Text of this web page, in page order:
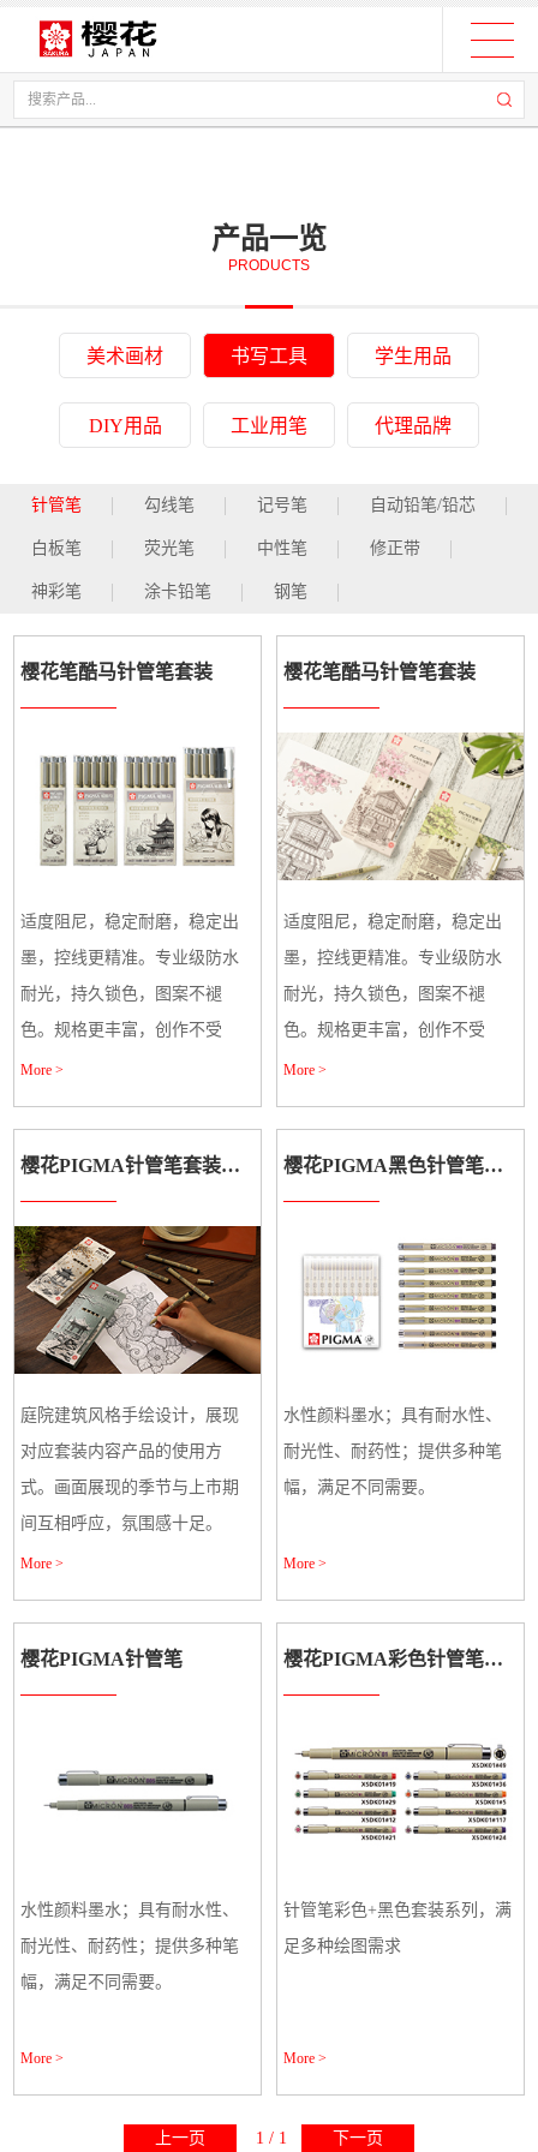
产品一览
PRODUCTS
美术画材 书写工具 学生用品
DIY用品 工业用笔 代理品牌
针管笔 勾线笔 记号笔 自动铅笔/铅芯
白板笔 荧光笔 中性笔 修正带
神彩笔 涂卡铅笔 钢笔
樱花笔酷马针管笔套装
适度阻尼，稳定耐磨，稳定出
墨，控线更精准。专业级防水
耐光，持久锁色，图案不褪
色。规格更丰富，创作不受
限，满足
More >
樱花笔酷马针管笔套装
适度阻尼，稳定耐磨，稳定出
墨，控线更精准。专业级防水
耐光，持久锁色，图案不褪
色。规格更丰富，创作不受
限，满足
More >
樱花PIGMA针管笔套装（秋冬款）
庭院建筑风格手绘设计，展现
对应套装内容产品的使用方
式。画面展现的季节与上市期
间互相呼应，氛围感十足。
More >
樱花PIGMA黑色针管笔（套装）
水性颜料墨水；具有耐水性、
耐光性、耐药性；提供多种笔
幅，满足不同需要。
More >
樱花PIGMA针管笔
水性颜料墨水；具有耐水性、
耐光性、耐药性；提供多种笔
幅，满足不同需要。
More >
樱花PIGMA彩色针管笔（套装）
针管笔彩色+黑色套装系列，满
足多种绘图需求
More >
上一页 1 / 1 下一页